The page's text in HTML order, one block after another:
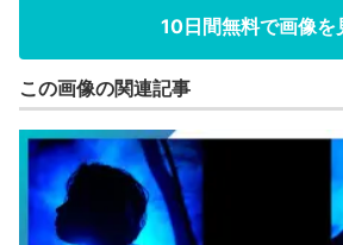
10日間無料で画像を
この画像の関連記事